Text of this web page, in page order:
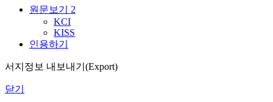
원문보기 2
KCI
KISS
인용하기
서지정보 내보내기(Export)
닫기